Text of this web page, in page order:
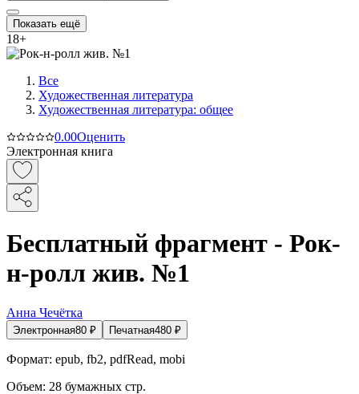
Показать ещё
18+
Все
Художественная литература
Художественная литература: общее
0.00Оценить
Электронная книга
Бесплатный фрагмент - Рок-
н-ролл жив. №1
Анна Чечётка
Электронная80 ₽ Печатная480 ₽
Формат: epub, fb2, pdfRead, mobi
Объем: 28 бумажных стр.